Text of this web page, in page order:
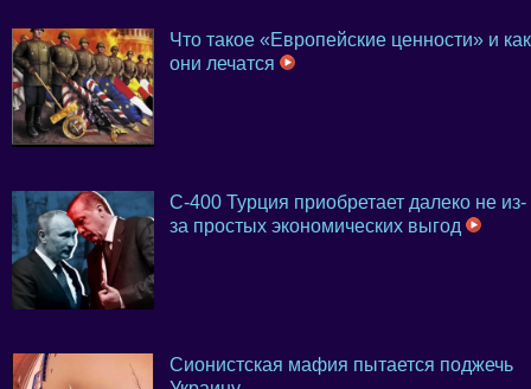
Что такое «Европейские ценности» и как
они лечатся
С-400 Турция приобретает далеко не из-
за простых экономических выгод
Сионистская мафия пытается поджечь